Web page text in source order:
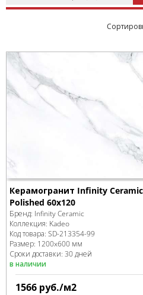
Керамогранит Infinity Ceramic
Polished 60x120
Бренд: Infinity Ceramic
Коллекция: Kadeo
Код товара: SD-213354-99
Размер: 1200x600 мм
Сроки доставки: 30 дней
в наличии
1566 руб./м2